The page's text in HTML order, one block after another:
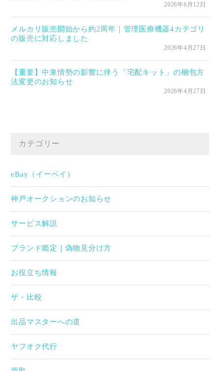
2026年6月12日
メルカリ販売開始から約2周年｜管理医療機器4カテゴリ
の販売に対応しました
2026年4月27日
【重要】中東情勢の影響に伴う「宅配キット」の梱包方
法変更のお知らせ
2026年4月27日
カテゴリー
eBay（イーベイ）
神戸オークションのお知らせ
サービス解説
ブランド鑑定｜偽物見分け方
お役立ち情報
ザ・比較
出品マスターへの道
ヤフオク代行